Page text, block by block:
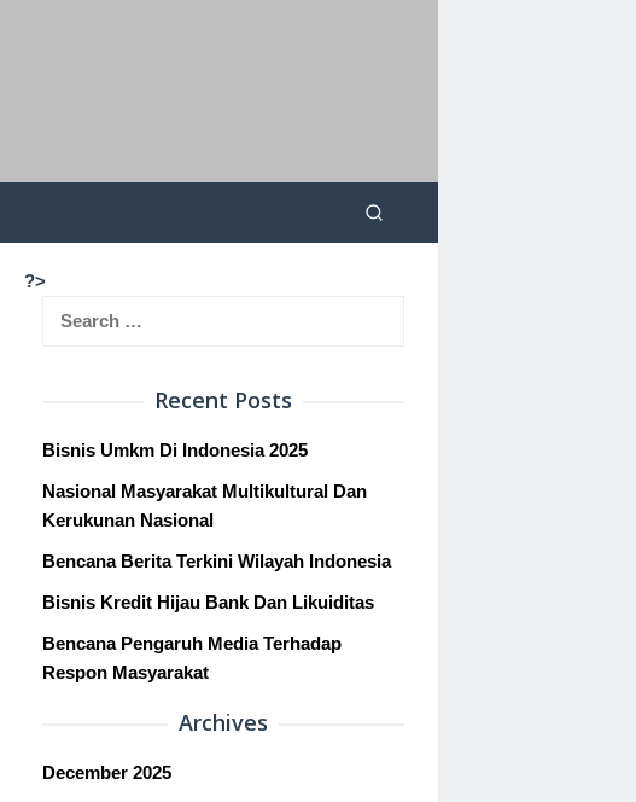
?>
Search
Recent Posts
Bisnis Umkm Di Indonesia 2025
Nasional Masyarakat Multikultural Dan
Kerukunan Nasional
Bencana Berita Terkini Wilayah Indonesia
Bisnis Kredit Hijau Bank Dan Likuiditas
Bencana Pengaruh Media Terhadap
Respon Masyarakat
Archives
December 2025